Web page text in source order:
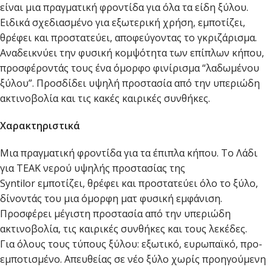
είναι μια πραγματική φροντίδα για όλα τα είδη ξύλου.
Ειδικά σχεδιασμένο για εξωτερική χρήση, εμποτίζει,
θρέφει και προστατεύει, αποφεύγοντας το γκριζάρισμα.
Αναδεικνύει την φυσική κομψότητα των επίπλων κήπου,
προσφέροντάς τους ένα όμορφο φινίρισμα “λαδωμένου
ξύλου”. Προσδίδει υψηλή προστασία από την υπεριώδη
ακτινοβολία και τις κακές καιρικές συνθήκες.
Χαρακτηριστικά
Μια πραγματική φροντίδα για τα έπιπλα κήπου. Το Λάδι
για TEAK νερού υψηλής προστασίας της
Syntilor εμποτίζει, θρέφει και προστατεύει όλο το ξύλο,
δίνοντάς του μια όμορφη ματ φυσική εμφάνιση.
Προσφέρει μέγιστη προστασία από την υπεριώδη
ακτινοβολία, τις καιρικές συνθήκες και τους λεκέδες.
Για όλους τους τύπους ξύλου: εξωτικό, ευρωπαϊκό, προ-
εμποτισμένο. Απευθείας σε νέο ξύλο χωρίς προηγούμενη